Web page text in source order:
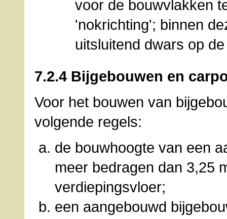
voor de bouwvlakken
'nokrichting'; binnen
uitsluitend dwars op
7.2.4 Bijgebouwen en
Voor het bouwen van
volgende regels:
de bouwhoogte van een
meer bedragen dan 3,25
verdiepingsvloer;
een aangebouwd